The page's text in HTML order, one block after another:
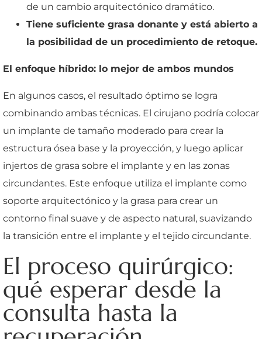
de un cambio arquitectónico dramático.
Tiene suficiente grasa donante y está abierto a
la posibilidad de un procedimiento de retoque.
El enfoque híbrido: lo mejor de ambos mundos
En algunos casos, el resultado óptimo se logra
combinando ambas técnicas. El cirujano podría colocar
un implante de tamaño moderado para crear la
estructura ósea base y la proyección, y luego aplicar
injertos de grasa sobre el implante y en las zonas
circundantes. Este enfoque utiliza el implante como
soporte arquitectónico y la grasa para crear un
contorno final suave y de aspecto natural, suavizando
la transición entre el implante y el tejido circundante.
El proceso quirúrgico:
qué esperar desde la
consulta hasta la